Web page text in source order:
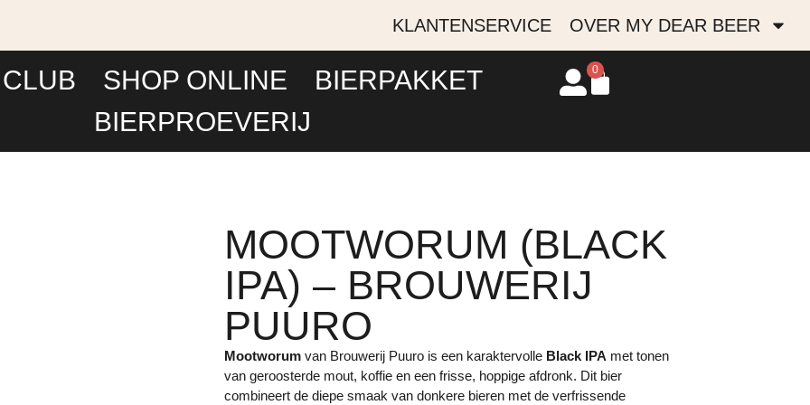
KLANTENSERVICE OVER MY DEAR BEER
SHOP ONLINE
BIERPAKKET
BIERPROEVERIJ
0
MOOTWORUM (BLACK
IPA) – BROUWERIJ
PUURO
Mootworumvan Brouwerij Puuro is een karaktervolle Black IPA met tonen
van geroosterde mout, koffie en een frisse, hoppige afdronk. Dit bier
combineert de diepe smaak van donkere bieren met de verfrissende